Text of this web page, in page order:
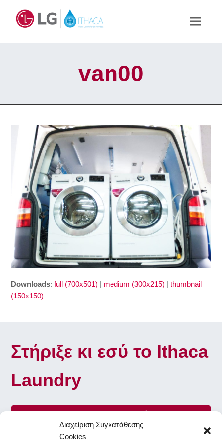
Διαχείριση Συγκατάθεσης
Cookies
van00
Downloads:full (700x501) | medium (300x215) |thumbnail
(150x150)
Στήριξε κι εσύ το Ithaca
Laundry
Γίνε Εθελοντής